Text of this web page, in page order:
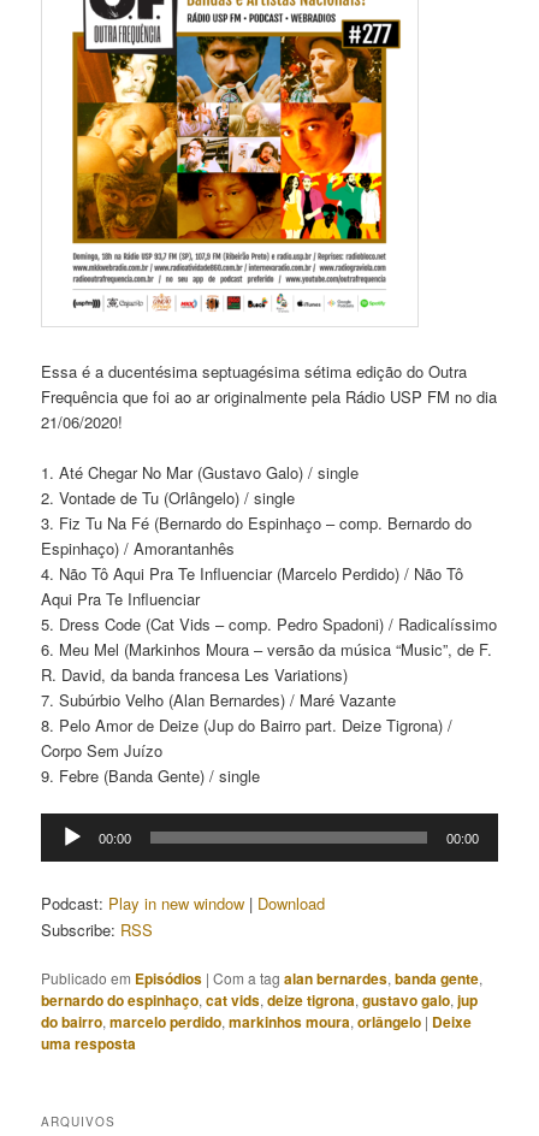
Essa é a ducentésima septuagésima sétima edição do Outra
Frequência que foi ao ar originalmente pela Rádio USP FM no dia
21/06/2020!
1. Até Chegar No Mar (Gustavo Galo) / single
2. Vontade de Tu (Orlângelo) / single
3. Fiz Tu Na Fé (Bernardo do Espinhaço – comp. Bernardo do
Espinhaço) / Amorantanhês
4. Não Tô Aqui Pra Te Influenciar (Marcelo Perdido) / Não Tô
Aqui Pra Te Influenciar
5. Dress Code (Cat Vids – comp. Pedro Spadoni) / Radicalíssimo
6. Meu Mel (Markinhos Moura – versão da música “Music”, de F.
R. David, da banda francesa Les Variations)
7. Subúrbio Velho (Alan Bernardes) / Maré Vazante
8. Pelo Amor de Deize (Jup do Bairro part. Deize Tigrona) /
Corpo Sem Juízo
9. Febre (Banda Gente) / single
Tocador
00:00 00:00
Podcast: Play in new window | Download
Subscribe: RSS
Publicado em Episódios |Com a tagalan bernardes,banda gente,
bernardo do espinhaço,cat vids,deize tigrona,gustavo galo,jup
do bairro,marcelo perdido,markinhos moura,orlângelo | Deixe
uma resposta
ARQUIVOS